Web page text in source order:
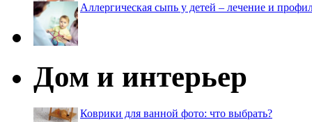
Аллергическая сыпь у детей – лечение и
Дом и интерьер
Коврики для ванной фото: что выбрать?